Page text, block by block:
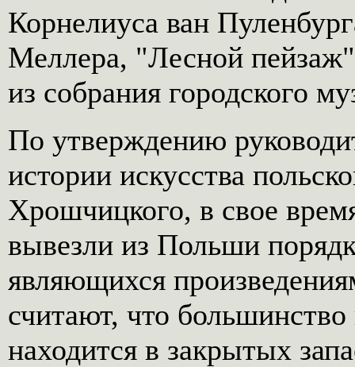
Корнелиуса ван
Меллера, "Лесной
из собрания городского
По утверждению
истории искусства
Хрошчицкого, в свое
вывезли из Польши
являющихся
считают, что
находится в закрытых